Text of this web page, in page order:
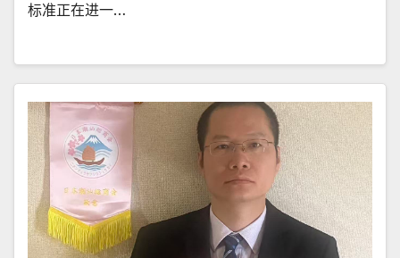
标准正在进一…